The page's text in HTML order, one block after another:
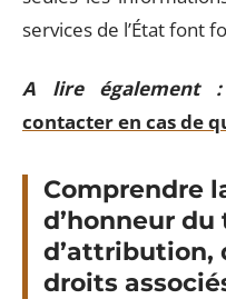
services de l’État font
A lire également :
contacter en cas de
Comprendre
d’honneur
d’attribution,
droits